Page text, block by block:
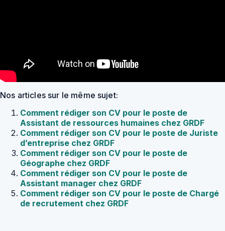
Nos articles sur le même sujet:
Comment rédiger son CV pour le poste de
Assistant de ressources humaines chez GRDF
Comment rédiger son CV pour le poste de Juriste
d’entreprise chez GRDF
Comment rédiger son CV pour le poste de
Géographe chez GRDF
Comment rédiger son CV pour le poste de
Assistant manager chez GRDF
Comment rédiger son CV pour le poste de Chargé
de recrutement chez GRDF